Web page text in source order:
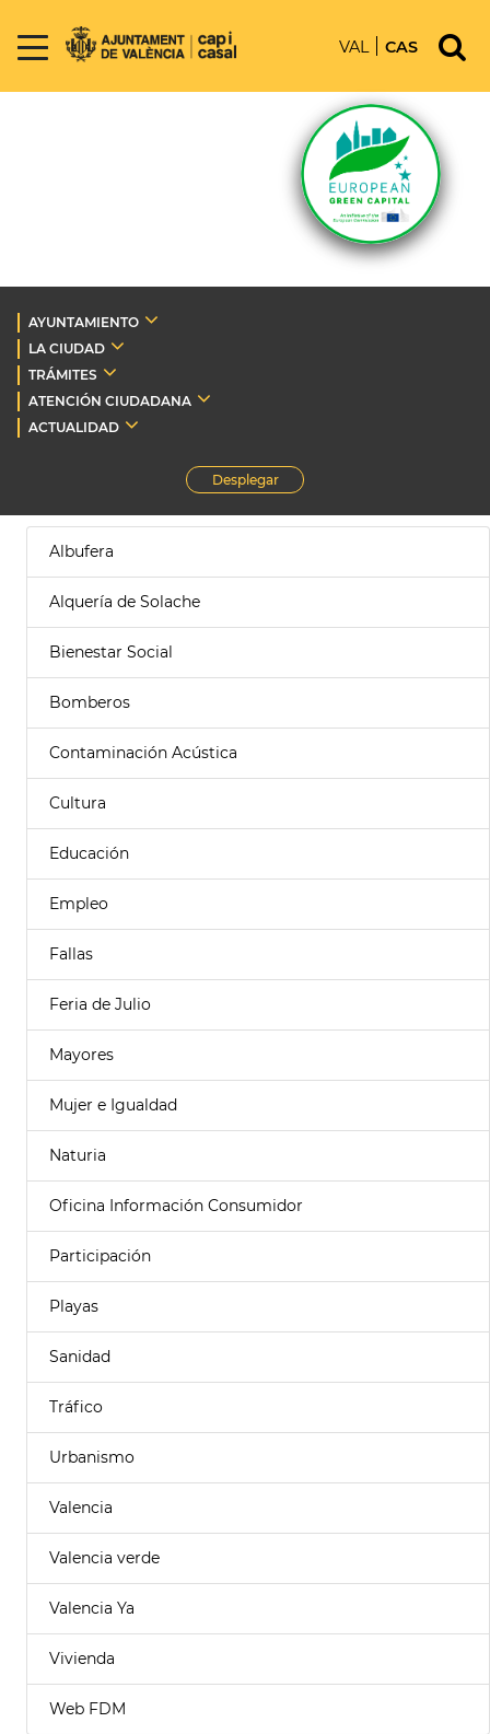
VAL CAS
AYUNTAMIENTO
LA CIUDAD
TRÁMITES
ATENCIÓN CIUDADANA
ACTUALIDAD
Desplegar
Albufera
Alquería de Solache
Bienestar Social
Bomberos
Contaminación Acústica
Cultura
Educación
Empleo
Fallas
Feria de Julio
Mayores
Mujer e Igualdad
Naturia
Oficina Información Consumidor
Participación
Playas
Sanidad
Tráfico
Urbanismo
Valencia
Valencia verde
Valencia Ya
Vivienda
Web FDM